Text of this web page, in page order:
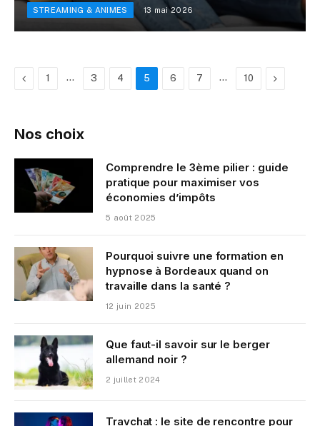
STREAMING & ANIMES 13 mai 2026
Previous
1 … 3 4 5 6 7 … 10 Next
Nos choix
Comprendre le 3ème pilier : guide
pratique pour maximiser vos
économies d’impôts
5 août 2025
Pourquoi suivre une formation en
hypnose à Bordeaux quand on
travaille dans la santé ?
12 juin 2025
Que faut-il savoir sur le berger
allemand noir ?
2 juillet 2024
Travchat : le site de rencontre pour